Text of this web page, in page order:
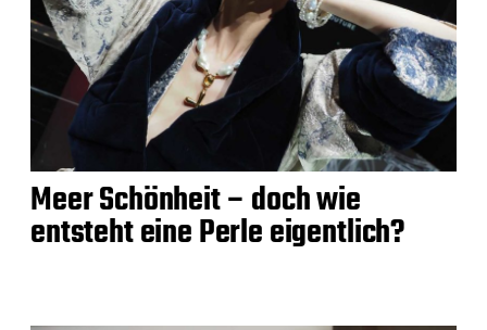
Meer Schönheit – doch wie
entsteht eine Perle eigentlich?